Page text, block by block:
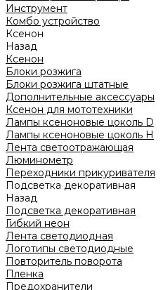
Инструмент
Комбо устройство
Ксенон
Назад
Ксенон
Блоки розжига
Блоки розжига штатные
Дополнительные аксессуары
Ксенон для мототехники
Лампы ксеноновые цоколь D
Лампы ксеноновые цоколь H
Лента светоотражающая
Люминометр
Переходники прикуривателя
Подсветка декоративная
Назад
Подсветка декоративная
Гибкий неон
Лента светодиодная
Логотипы светодиодные
Повторитель поворота
Пленка
Предохранители